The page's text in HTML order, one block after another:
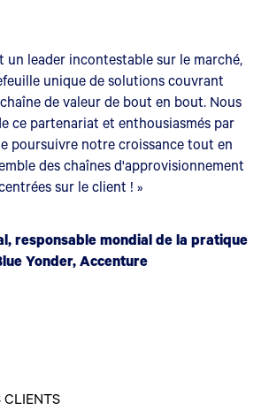
un leader incontestable sur le marché,
unique de solutions couvrant
de valeur de bout en bout. Nous
ce partenariat et enthousiasmés par
poursuivre notre croissance tout en
des chaînes d'approvisionnement
sur le client ! »
responsable mondial de la pratique
Yonder, Accenture
CLIENTS